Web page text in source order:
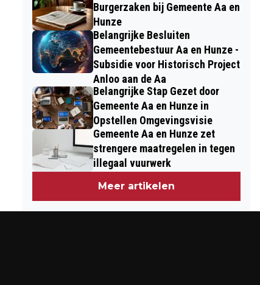
Burgerzaken bij Gemeente Aa en
Hunze
Belangrijke Besluiten
Gemeentebestuur Aa en Hunze -
Subsidie voor Historisch Project
Anloo aan de Aa
Belangrijke Stap Gezet door
Gemeente Aa en Hunze in
Opstellen Omgevingsvisie
Gemeente Aa en Hunze zet
strengere maatregelen in tegen
illegaal vuurwerk
Meer artikelen